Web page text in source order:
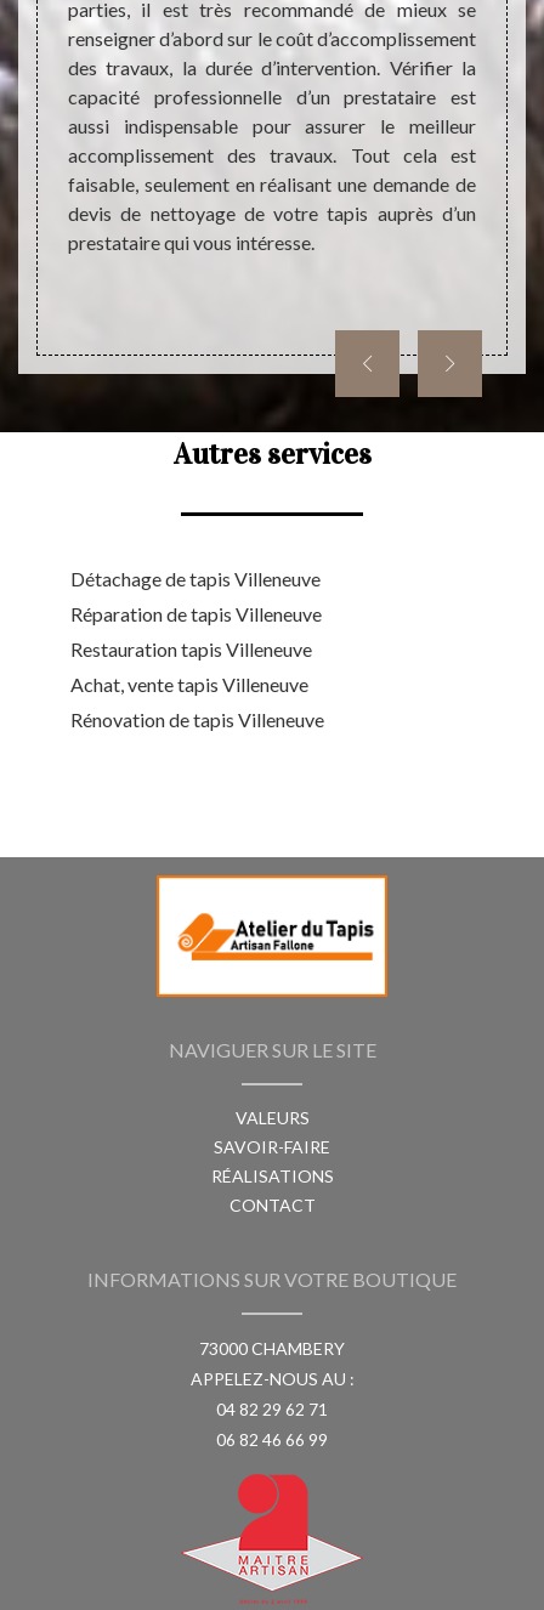
la
être
de
il est
en
parties, il est très recommandé de mieux se
renseigner d’abord sur le coût d’accomplissement
des travaux, la durée d’intervention. Vérifier la
capacité professionnelle d’un prestataire est
aussi indispensable pour assurer le meilleur
accomplissement des travaux. Tout cela est
faisable, seulement en réalisant une demande de
devis de nettoyage de votre tapis auprès d’un
prestataire qui vous intéresse.
de la
un
Autres services
Détachage de tapis Villeneuve
Réparation de tapis Villeneuve
Restauration tapis Villeneuve
Achat, vente tapis Villeneuve
Rénovation de tapis Villeneuve
NAVIGUER SUR LE SITE
VALEURS
SAVOIR-FAIRE
RÉALISATIONS
CONTACT
INFORMATIONS SUR VOTRE BOUTIQUE
73000 CHAMBERY
APPELEZ-NOUS AU :
04 82 29 62 71
06 82 46 66 99